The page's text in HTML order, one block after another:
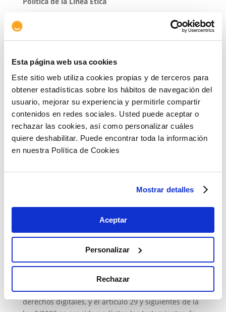
Esta página web usa cookies
Este sitio web utiliza cookies propias y de terceros para
obtener estadísticas sobre los hábitos de navegación del
usuario, mejorar su experiencia y permitirle compartir
contenidos en redes sociales. Usted puede aceptar o
rechazar las cookies, así como personalizar cuáles
quiere deshabilitar. Puede encontrar toda la información
en nuestra Política de Cookies
Mostrar detalles
Aceptar
Personalizar
Rechazar
Política de la Línea Ética de Aserta
Procedimiento de Gestión de Informaciones de la
Línea Ética
Consulta el Procedimiento de Gestión de
Informaciones de la Línea Ética, documento que
establece el protocolo interno que regula el ciclo de
vida de las informaciones presentadas a través de la
Procedimiento de Gestión de
Informaciones de la Línea Ética
Política de Privacidad de la Línea Ética
De conformidad con la Ley Orgánica 3/2018 de
Protección de Datos Personales y garantía de
derechos digitales, y el artículo 29 y siguientes de la